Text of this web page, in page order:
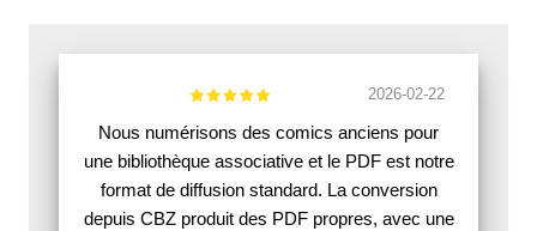
2026-02-22
Nous numérisons des comics anciens pour
une bibliothèque associative et le PDF est notre
format de diffusion standard. La conversion
depuis CBZ produit des PDF propres, avec une